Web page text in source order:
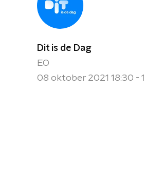
Dit is de Dag
EO
08 oktober 2021 18:30 -